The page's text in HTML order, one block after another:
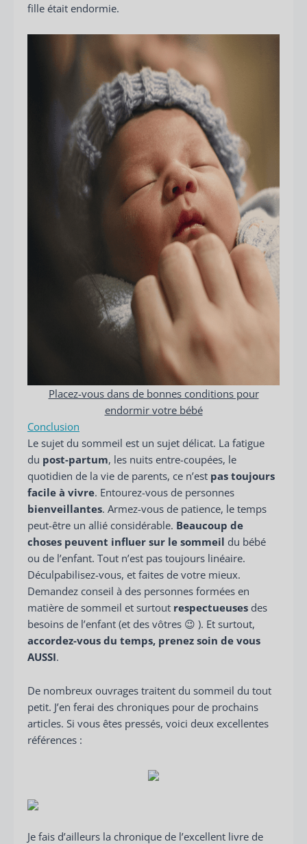
fille était endormie.
Placez-vous dans de bonnes conditions pour
endormir votre bébé
Conclusion
Le sujet du sommeil est un sujet délicat. La fatigue
du post-partum, les nuits entre-coupées, le
quotidien de la vie de parents, ce n’est pas toujours
facile à vivre. Entourez-vous de personnes
bienveillantes. Armez-vous de patience, le temps
peut-être un allié considérable. Beaucoup de
choses peuvent influer sur le sommeil du bébé
ou de l’enfant. Tout n’est pas toujours linéaire.
Déculpabilisez-vous, et faites de votre mieux.
Demandez conseil à des personnes formées en
matière de sommeil et surtout respectueuses des
besoins de l’enfant (et des vôtres 😉 ). Et surtout,
accordez-vous du temps, prenez soin de vous
AUSSI.
De nombreux ouvrages traitent du sommeil du tout
petit. J’en ferai des chroniques pour de prochains
articles. Si vous êtes pressés, voici deux excellentes
références :
Je fais d’ailleurs la chronique de l’excellent livre de